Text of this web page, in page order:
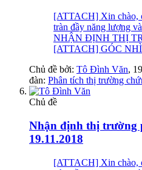
[ATTACH] Xin chào,
tràn đầy năng lượng
NHẬN ĐỊNH THỊ
[ATTACH] GÓC
Chủ đề bởi: Tô Đình Văn,
đàn: Phân tích thị trường
Chủ đề
Nhận định thị trường
19.11.2018
[ATTACH] Xin chào,